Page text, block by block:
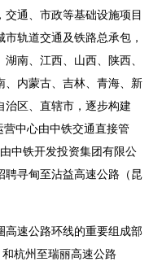
通、市政等基础设施项目
轨道交通及铁路总承包，
南、江西、山西、陕西、
、内蒙古、吉林、青海、新
治区、直辖市，逐步构建
营中心由中铁交通直接管
中铁开发投资集团有限公
聘寻甸至沾益高速公路（昆
高速公路环线的重要组成部
杭州至瑞丽高速公路